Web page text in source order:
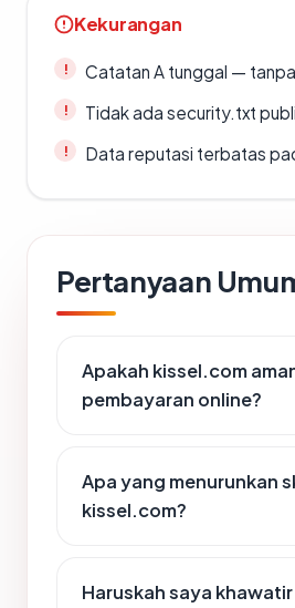
Kekurangan
Catatan A tunggal —
Tidak ada security.txt
Data reputasi terbatas
Pertanyaan
Apakah kissel.com
pembayaran online?
Apa yang menurunkan
kissel.com?
Haruskah saya